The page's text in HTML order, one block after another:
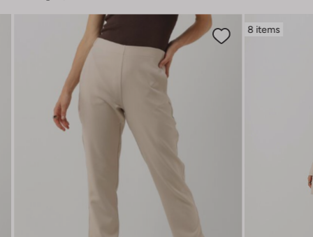
8 items